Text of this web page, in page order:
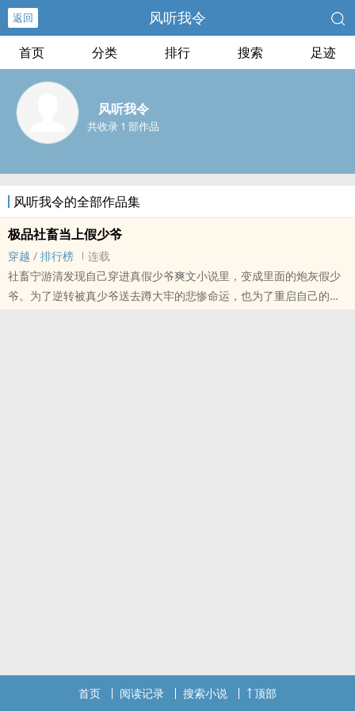
返回 风听我令
首页 分类 排行 搜索 足迹
风听我令
共收录 1 部作品
风听我令的全部作品集
极品社畜当上假少爷
穿越 / 排行榜
连载
社畜宁游清发现自己穿进真假少爷爽文小说里，变成里面的炮灰假少
爷。为了逆转被真少爷送去蹲大牢的悲惨命运，也为了重启自己的第
首页 阅读记录 搜索小说 顶部